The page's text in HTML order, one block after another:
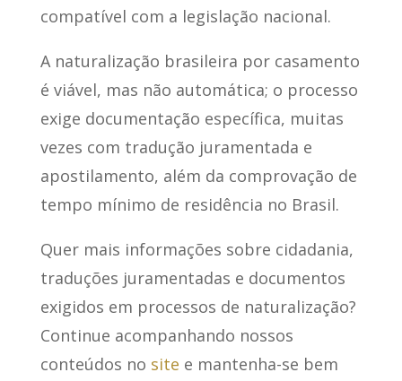
compatível com a legislação nacional.
A naturalização brasileira por casamento
é viável, mas não automática; o processo
exige documentação específica, muitas
vezes com tradução juramentada e
apostilamento, além da comprovação de
tempo mínimo de residência no Brasil.
Quer mais informações sobre cidadania,
traduções juramentadas e documentos
exigidos em processos de naturalização?
Continue acompanhando nossos
conteúdos no site e mantenha-se bem